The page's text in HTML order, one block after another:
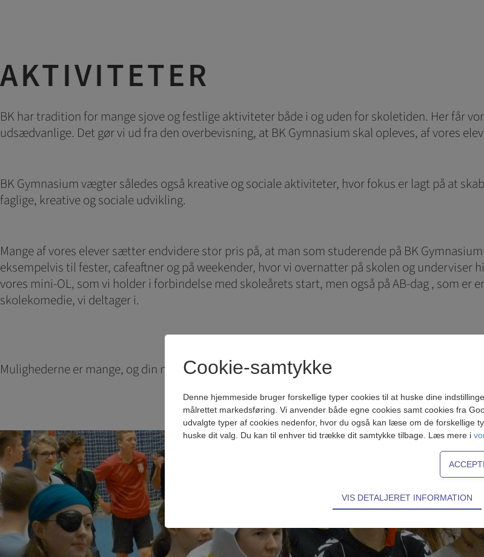
AKTIVITETER
BK har tradition for mange sjove og festlige aktiviteter både i og uden for skoletiden. Her får
udsædvanlige. Det gør vi ud fra den overbevisning, at BK Gymnasium skal opleves, af vores
BK Gymnasium vægter således også kreative og sociale aktiviteter, hvor fokus er lagt på at
faglige, kreative og sociale udvikling.
Mange af vores elever sætter endvidere stor pris på, at man som studerende på BK
eksempelvis til fester, cafeaftner og på weekender, hvor vi overnatter på skolen og
vores mini-OL, som vi holder i forbindelse med skoleårets start, men også på AB-dag , som
skolekomedie, vi deltager i.
Mulighederne er mange, og din medbestemmelse på BK er stor.
Cookie-samtykke
Denne hjemmeside bruger forskellige typer cookies til at huske dine
målrettet markedsføring. Vi anvender både egne cookies samt cookies fra
udvalgte typer af cookies nedenfor, hvor du også kan læse om de forskellige
huske dit valg. Du kan til enhver tid trække dit samtykke tilbage. Læs mere i
Tekniske cookies er nødvendige for hjemmesidens grundlæggende funktioner
Statistik
VIS DETALJERET INFORMATION